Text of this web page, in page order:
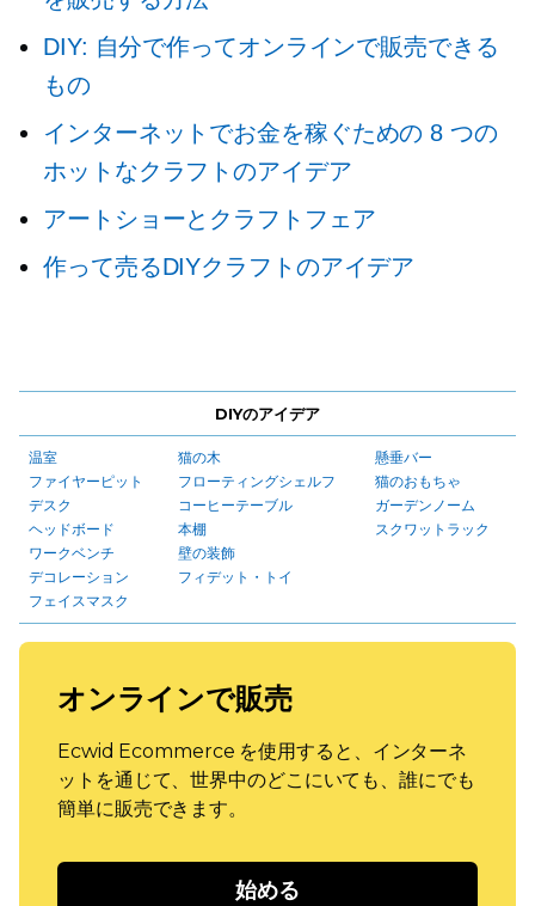
DIY: 自分で作ってオンラインで販売できる
もの
インターネットでお金を稼ぐための 8 つの
ホットなクラフトのアイデア
アートショーとクラフトフェア
作って売るDIYクラフトのアイデア
DIYのアイデア
温室
ファイヤーピット
デスク
ヘッドボード
ワークベンチ
デコレーション
フェイスマスク
猫の木
フローティングシェルフ
コーヒーテーブル
本棚
壁の装飾
フィデット・トイ
懸垂バー
猫のおもちゃ
ガーデンノーム
スクワットラック
オンラインで販売
Ecwid Ecommerce を使用すると、インターネ
ットを通じて、世界中のどこにいても、誰にでも
簡単に販売できます。
始める